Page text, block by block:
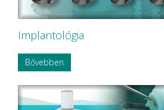
Implantológia
Bővebben